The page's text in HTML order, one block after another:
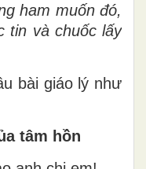
ham muốn đó,
tin và chuốc lấy
bài giáo lý như
tâm hồn